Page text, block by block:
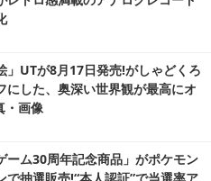
」UTが8月17日発売!がしゃどくろ
にした、奥深い世界観が最高にオ
・画像
ーム30周年記念商品」がポケモン